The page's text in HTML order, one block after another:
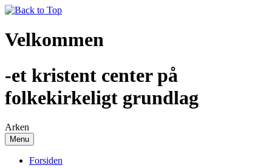
Velkommen
-et kristent center på
folkekirkeligt grundlag
Arken
Menu
Forsiden